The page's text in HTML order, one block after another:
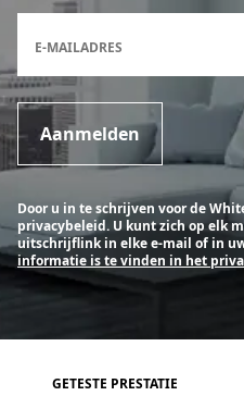
E-MAILADRES
Aanmelden
Door u in te schrijven voor de
privacybeleid. U kunt zich op elk
uitschrijflink in elke e-mail of in
informatie is te vinden in het
GETESTE PRESTATIE